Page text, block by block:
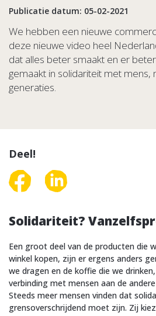
Publicatie datum: 05-02-2021
We hebben een nieuwe
deze nieuwe video heel
dat alles beter smaakt en er
gemaakt in solidariteit met mens,
generaties.
Deel!
Solidariteit?
Een groot deel van de producten die
winkel kopen, zijn er ergens anders
we dragen en de koffie die we
verbinding met mensen aan de
Steeds meer mensen vinden dat
grensoverschrijdend moet zijn. Zij